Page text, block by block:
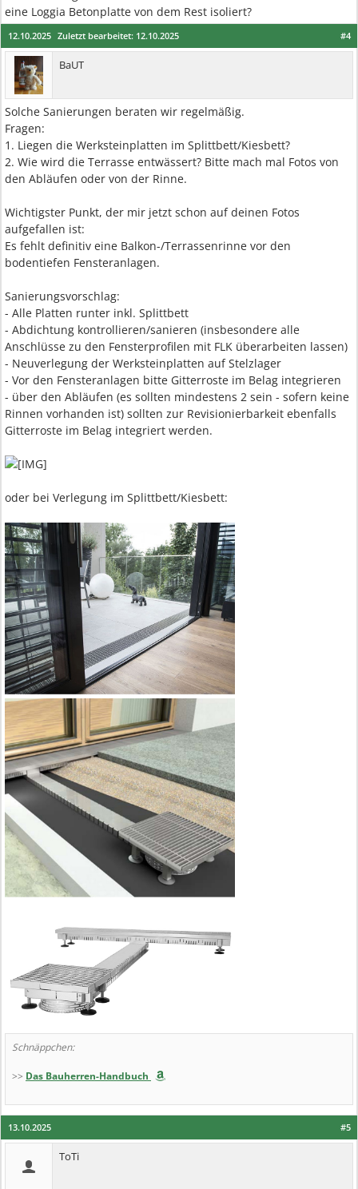
eine Loggia Betonplatte von dem Rest isoliert?
#4
12.10.2025 Zuletzt bearbeitet: 12.10.2025
BaUT
Solche Sanierungen beraten wir regelmäßig.
Fragen:
1. Liegen die Werksteinplatten im Splittbett/Kiesbett?
2. Wie wird die Terrasse entwässert? Bitte mach mal Fotos von
den Abläufen oder von der Rinne.
Wichtigster Punkt, der mir jetzt schon auf deinen Fotos
aufgefallen ist:
Es fehlt definitiv eine Balkon-/Terrassenrinne vor den
bodentiefen Fensteranlagen.
Sanierungsvorschlag:
- Alle Platten runter inkl. Splittbett
- Abdichtung kontrollieren/sanieren (insbesondere alle
Anschlüsse zu den Fensterprofilen mit FLK überarbeiten lassen)
- Neuverlegung der Werksteinplatten auf Stelzlager
- Vor den Fensteranlagen bitte Gitterroste im Belag integrieren
- über den Abläufen (es sollten mindestens 2 sein - sofern keine
Rinnen vorhanden ist) sollten zur Revisionierbarkeit ebenfalls
Gitterroste im Belag integriert werden.
oder bei Verlegung im Splittbett/Kiesbett:
Schnäppchen:
>> Das Bauherren-Handbuch
#5
13.10.2025
ToTi